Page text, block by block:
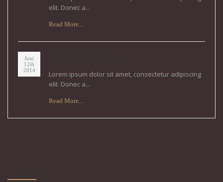
elit. Donec a...
Read More...
Juni
12th
2014
Lorem ipsum dolor sit amet, consectetur adipiscing
elit. Donec a...
Read More...